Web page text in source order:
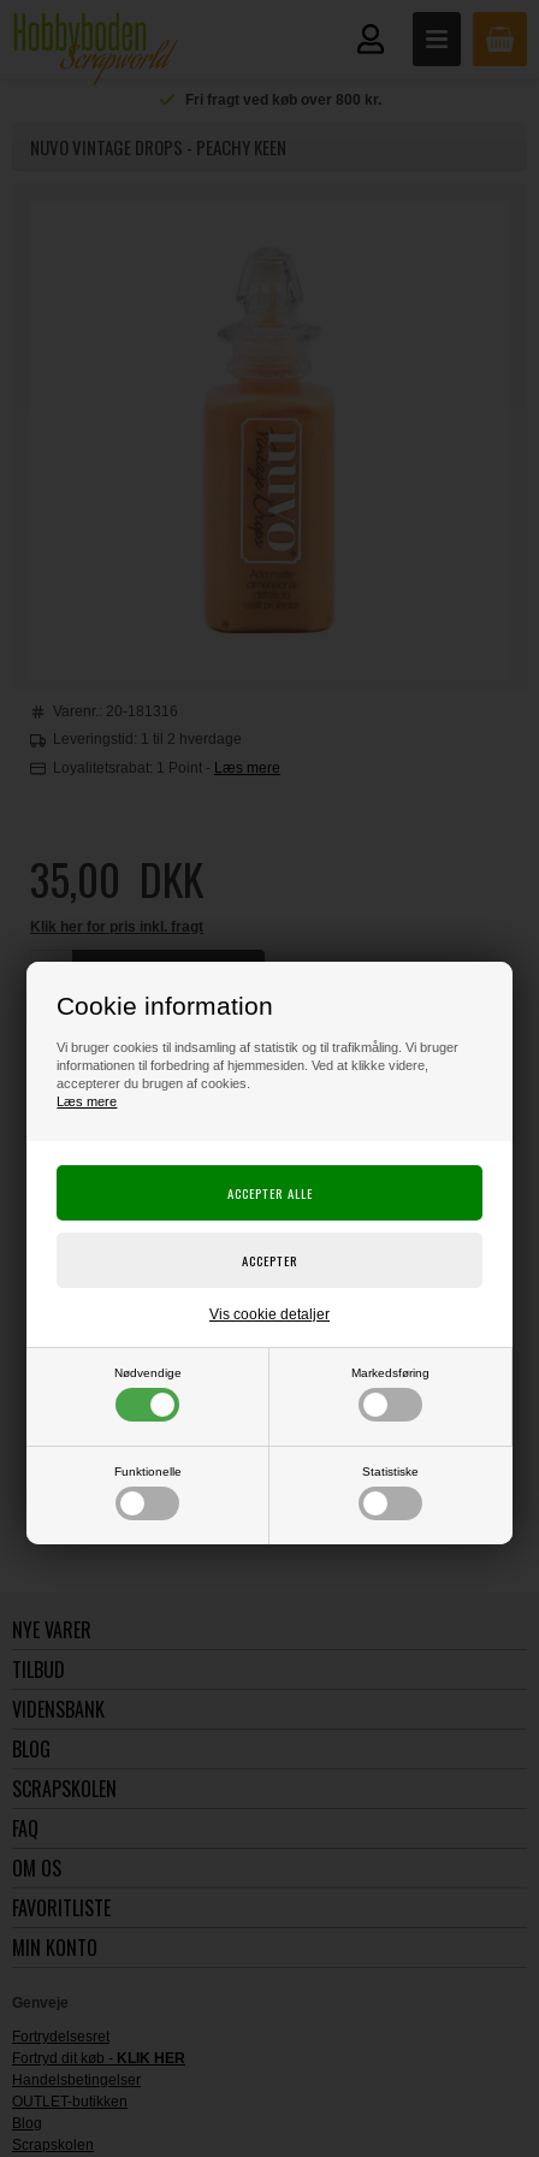
Cookie information
Vi bruger cookies til indsamling af statistik og til trafikmåling. Vi bruger
informationen til forbedring af hjemmesiden. Ved at klikke videre,
accepterer du brugen af cookies.
Læs mere
Nødvendige Markedsføring
Funktionelle Statistiske
Vis cookie detaljer
Fri fragt ved køb over 800 kr.
NUVO VINTAGE DROPS - PEACHY KEEN
Varenr.: 20-181316
Leveringstid: 1 til 2 hverdage
Loyalitetsrabat: 1 Point - Læs mere
35,00 DKK
Klik her for pris inkl. fragt
Producent:Nuvo
Tilføj smukke 3D-effekter til dine projekter i form af disse flydende "perler",
med en elegant mat overflade.
LÆS OG BLIV INSPIRERET
Læs flere artikler...
NYE VARER
TILBUD
VIDENSBANK
BLOG
SCRAPSKOLEN
FAQ
OM OS
FAVORITLISTE
MIN KONTO
Genveje
Fortrydelsesret
Fortryd dit køb - KLIK HER
Handelsbetingelser
OUTLET-butikken
Blog
Scrapskolen